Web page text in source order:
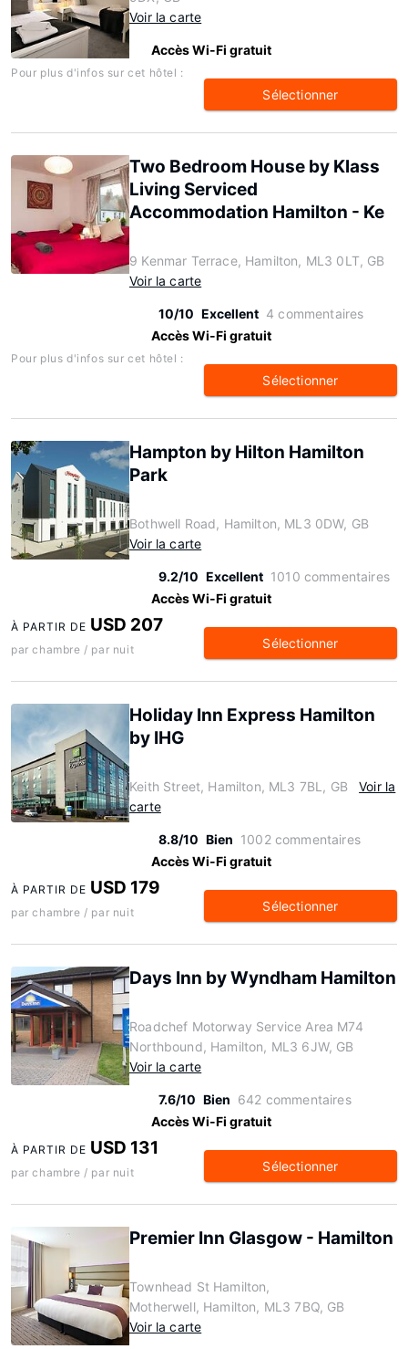
Voir la carte
Accès Wi-Fi gratuit
Pour plus d'infos sur cet hôtel :
Sélectionner
Two Bedroom House by Klass
Living Serviced
Accommodation Hamilton - Ke
9 Kenmar Terrace, Hamilton, ML3 0LT, GB
Voir la carte
10/10 Excellent 4 commentaires
Accès Wi-Fi gratuit
Pour plus d'infos sur cet hôtel :
Sélectionner
Hampton by Hilton Hamilton
Park
Bothwell Road, Hamilton, ML3 0DW, GB
Voir la carte
9.2/10 Excellent 1010 commentaires
Accès Wi-Fi gratuit
À PARTIR DE USD 207
par chambre / par nuit Sélectionner
Holiday Inn Express Hamilton
by IHG
Keith Street, Hamilton, ML3 7BL, GB
Voir la
carte
8.8/10 Bien 1002 commentaires
Accès Wi-Fi gratuit
À PARTIR DE USD 179
par chambre / par nuit Sélectionner
Days Inn by Wyndham Hamilton
Roadchef Motorway Service Area M74
Northbound, Hamilton, ML3 6JW, GB
Voir la carte
7.6/10 Bien 642 commentaires
Accès Wi-Fi gratuit
À PARTIR DE USD 131
par chambre / par nuit Sélectionner
Premier Inn Glasgow - Hamilton
Townhead St Hamilton,
Motherwell, Hamilton, ML3 7BQ, GB
Voir la carte